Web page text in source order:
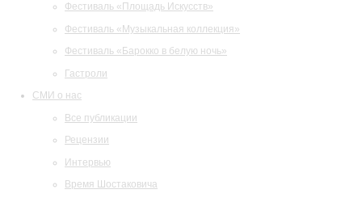
Фестиваль «Площадь Искусств»
Фестиваль «Музыкальная коллекция»
Фестиваль «Барокко в белую ночь»
Гастроли
СМИ о нас
Все публикации
Рецензии
Интервью
Время Шостаковича